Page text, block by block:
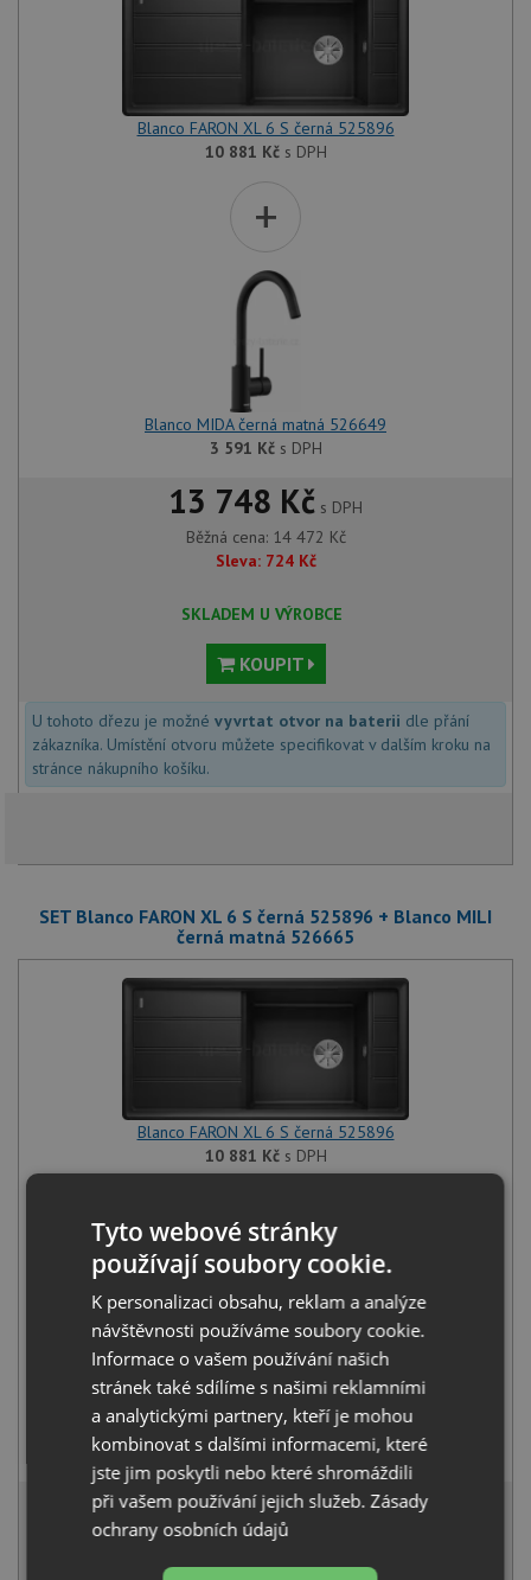
Blanco FARON XL 6 S černá 525896
10 881 Kčs DPH
+
Blanco MIDA černá matná 526649
3 591 Kčs DPH
13 748 Kč s DPH
Běžná cena: 14 472 Kč
Sleva: 724 Kč
SKLADEM U VÝROBCE
KOUPIT
U tohoto dřezu je možné vyvrtat otvor na baterii dle přání
zákazníka. Umístění otvoru můžete specifikovat v dalším kroku na
stránce nákupního košíku.
SET Blanco FARON XL 6 S černá 525896 + Blanco MILI
černá matná 526665
Blanco FARON XL 6 S černá 525896
10 881 Kčs DPH
+
Blanco MILI černá matná 526665
3 411 Kčs DPH
13 577 Kčs DPH
Běžná cena:14 292
Sleva: 715 Kč
Tyto webové stránky
používají soubory cookie.
K personalizaci obsahu, reklam a analýze
návštěvnosti používáme soubory cookie.
Informace o vašem používání našich
stránek také sdílíme s našimi reklamními
a analytickými partnery, kteří je mohou
kombinovat s dalšími informacemi, které
jste jim poskytli nebo které shromáždili
při vašem používání jejich služeb.Zásady
ochrany osobních údajů